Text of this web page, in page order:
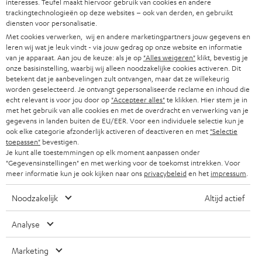
w
s
b
r
i
e
f
HIFI-SPEAKERS
SMART HOME
BLUETOOTH
KOPTELEFOONS
BLUETOOTH KOPTELEFOONS
COMPLETE SETS
SPEAKERS
ULTIMA
IN-EAR
FANSHOP
PERS & MARKETING
B2B
PARTNERPROGRAMMA
BLOG
NEWSLETTER
STORES
TEUFEL VOORDELEN
TEUFEL STORY
MANAGEMENT
DUURZAAMHEID
DUITSLAND
OOSTENRIJK
ZWITSERLAND
NEDERLAND
BELGIË
FRANKRIJK
POLEN
SPANJE
accessoires zijn niet bij de levering inbegrepen. Eventuele
trackingtechnologieën op deze websites – ook van derden, en gebruikt
diensten voor personalisatie.
Met cookies verwerken, wij en andere marketingpartners jouw gegevens en
leren wij wat je leuk vindt - via jouw gedrag op onze website en informatie
van je apparaat. Aan jou de keuze: als je op "Alles weigeren" klikt, bevestig je
onze basisinstelling, waarbij wij alleen noodzakelijke cookies activeren. Dit
betekent dat je aanbevelingen zult ontvangen, maar dat ze willekeurig
worden geselecteerd. Je ontvangt gepersonaliseerde reclame en inhoud die
echt relevant is voor jou door op "Accepteer alles"te klikken. Hier stem je in
met het gebruik van alle cookies en met de overdracht en verwerking van je
gegevens in landen buiten de EU/EER. Voor een individuele selectie kun je
ook elke categorie afzonderlijk activeren of deactiveren en met "Selectie
toepassen" bevestigen.
Je kunt alle toestemmingen op elk moment aanpassen onder
"Gegevensinstellingen" en met werking voor de toekomst intrekken. Voor
meer informatie kun je ook kijken naar ons privacybeleiden het impressum
Noodzakelijk Altijd actief
Analyse
Marketing